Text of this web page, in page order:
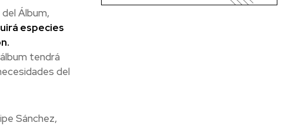
Álbum,
especies
tendrá
del
Sánchez,